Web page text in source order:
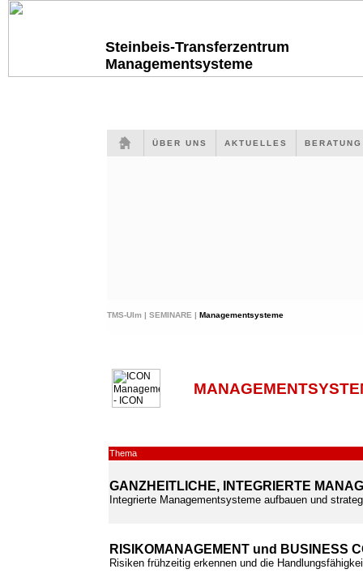
Steinbeis-Transferzentrum
Managementsysteme
ÜBER UNS AKTUELLES
TMS-Ulm | SEMINARE | Managementsysteme
Thema
GANZHEITLICHE, INTEGRIERTE
Integrierte Managementsysteme aufbauen und
RISIKOMANAGEMENT und BUSINESS
Risiken frühzeitig erkennen und die